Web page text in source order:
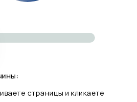
страницы и кликаете